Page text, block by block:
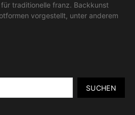
traditionelle franz. Backkunst
vorgestellt, unter anderem
SUCHEN